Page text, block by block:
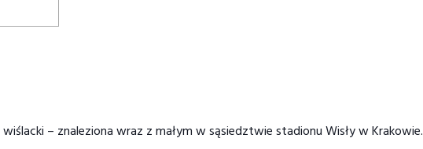
– znaleziona wraz z małym w sąsiedztwie stadionu Wisły w Krakowie.